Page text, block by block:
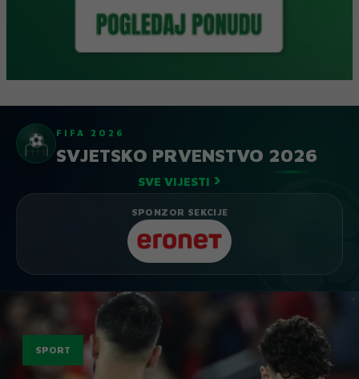
⚽
FIFA 2026
SVJETSKO PRVENSTVO 2026
SPONZOR SEKCIJE
SVE VIJESTI ›
SPORT